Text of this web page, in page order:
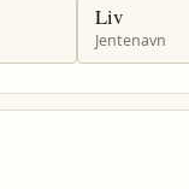
Liv
Jentenavn